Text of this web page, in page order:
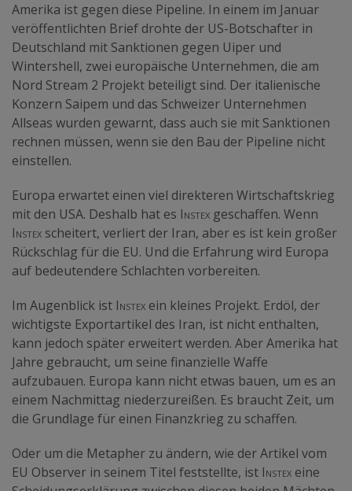
Amerika ist gegen diese Pipeline. In einem im Januar
veröffentlichten Brief drohte der US-Botschafter in
Deutschland mit Sanktionen gegen Uiper und
Wintershell, zwei europäische Unternehmen, die am
Nord Stream 2 Projekt beteiligt sind. Der italienische
Konzern Saipem und das Schweizer Unternehmen
Allseas wurden gewarnt, dass auch sie mit Sanktionen
rechnen müssen, wenn sie den Bau der Pipeline nicht
einstellen.
Europa erwartet einen viel direkteren Wirtschaftskrieg
mit den USA. Deshalb hat es Instex geschaffen. Wenn
Instex scheitert, verliert der Iran, aber es ist kein großer
Rückschlag für die EU. Und die Erfahrung wird Europa
auf bedeutendere Schlachten vorbereiten.
Im Augenblick ist Instex ein kleines Projekt. Erdöl, der
wichtigste Exportartikel des Iran, ist nicht enthalten,
kann jedoch später erweitert werden. Aber Amerika hat
Jahre gebraucht, um seine finanzielle Waffe
aufzubauen. Europa kann nicht etwas bauen, um es an
einem Nachmittag niederzureißen. Es braucht Zeit, um
die Grundlage für einen Finanzkrieg zu schaffen.
Oder um die Metapher zu ändern, wie der Artikel vom
EU Observer in seinem Titel feststellte, ist Instex eine